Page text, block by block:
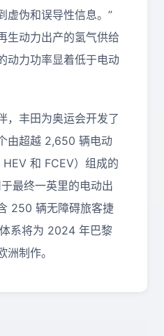
虚伪和误导性信息。”
生动力出产的氢气供给
动力功率显着低于电动
，丰田为奥运会开发了
由超越 2,650 辆电动
和 FCEV）组成的
最终一英里的电动出
250 辆无障碍旅客捷
系将为 2024 年巴黎
制作。